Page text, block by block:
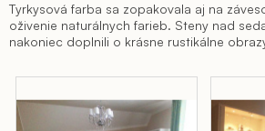
Tyrkysová farba sa zopakovala aj na
oživenie naturálnych farieb. Steny nad
nakoniec doplnili o krásne rustikálne